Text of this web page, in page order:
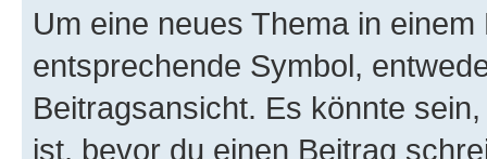
Um eine neues Thema in
entsprechende Symbol,
Beitragsansicht. Es könnte
ist, bevor du einen Beitrag